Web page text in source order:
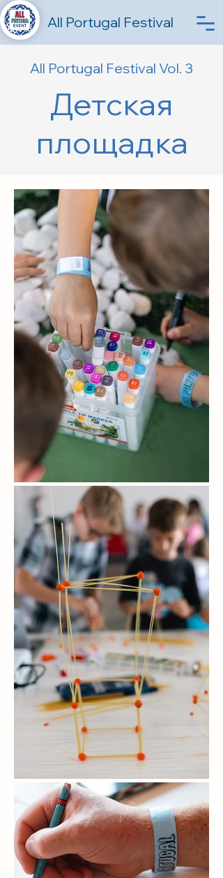
All Portugal Festival
All Portugal Festival Vol. 3
Детская
площадка